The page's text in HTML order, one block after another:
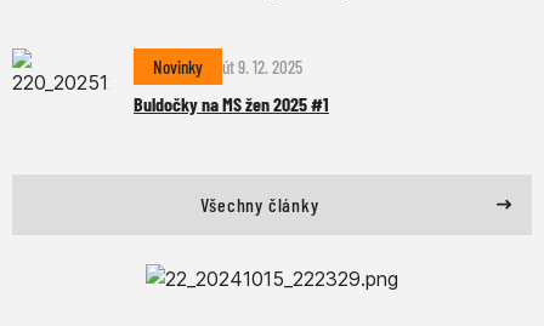
Novinky út 9. 12. 2025
Buldočky na MS žen 2025 #1
Všechny články